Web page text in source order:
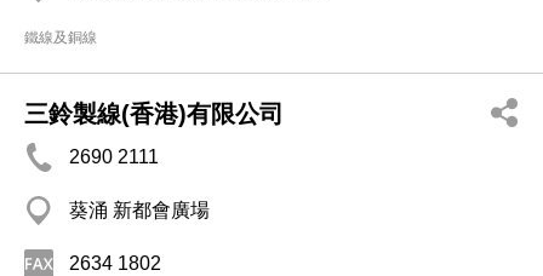
鐵線及銅線
三鈴製線(香港)有限公司
2690 2111
葵涌 新都會廣場
2634 1802